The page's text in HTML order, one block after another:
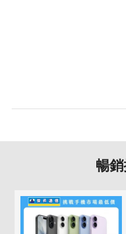
暢